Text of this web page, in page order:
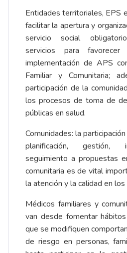
Entidades territoriales, EPS
facilitar la apertura y
servicio social
servicios para
implementación de APS
Familiar y Comunitaria;
participación de la
los procesos de toma de
públicas en salud.
Comunidades: la
planificación, gestión,
seguimiento a propuestas
comunitaria es de vital
la atención y la calidad en
Médicos familiares y
van desde fomentar
que se modifiquen
de riesgo en personas,